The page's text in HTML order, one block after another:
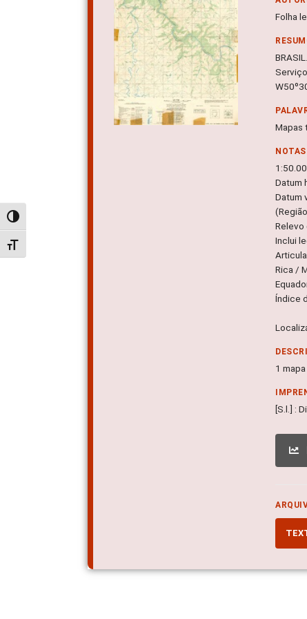
Alternar alto contraste
Alternar tamanho da fonte
Folha
Mapas
NOTAS
Datum
Datum
Relevo
Inclui
Rica /
Índice
1
[S.l.] :